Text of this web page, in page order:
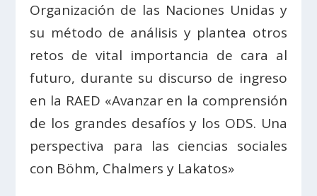
Organización de las Naciones Unidas y
su método de análisis y plantea otros
retos de vital importancia de cara al
futuro, durante su discurso de ingreso
en la RAED «Avanzar en la comprensión
de los grandes desafíos y los ODS. Una
perspectiva para las ciencias sociales
con Böhm, Chalmers y Lakatos»